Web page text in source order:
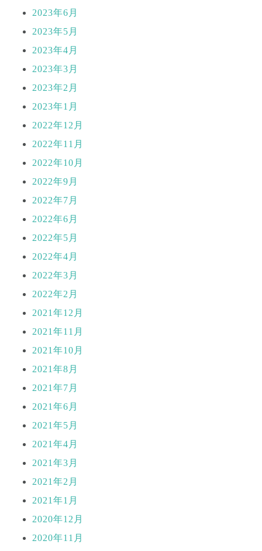
2023年6月
2023年5月
2023年4月
2023年3月
2023年2月
2023年1月
2022年12月
2022年11月
2022年10月
2022年9月
2022年7月
2022年6月
2022年5月
2022年4月
2022年3月
2022年2月
2021年12月
2021年11月
2021年10月
2021年8月
2021年7月
2021年6月
2021年5月
2021年4月
2021年3月
2021年2月
2021年1月
2020年12月
2020年11月